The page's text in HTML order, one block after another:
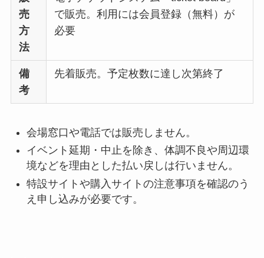
売
方
法
で販売。利用には会員登録（無料）が
必要
備
考
先着販売。予定枚数に達し次第終了
会場窓口や電話では販売しません。
イベント延期・中止を除き、体調不良や周辺環
境などを理由とした払い戻しは行いません。
特設サイトや購入サイトの注意事項を確認のう
え申し込みが必要です。